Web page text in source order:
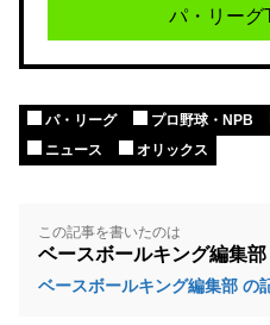
パ・リーグ
パ・リーグ プロ野球・NPB
ニュース
オリックス
この記事を書いたのは
ベースボールキング編集部
ベースボールキング編集部 の